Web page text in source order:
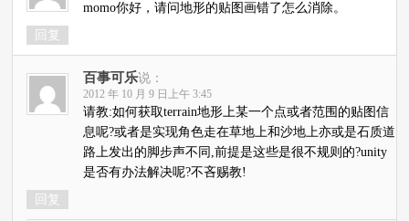
momo你好，请问地形的贴图画错了怎么消除。
回复
百事可乐说：
2012 年 10 月 9 日上午 3:45
请教:如何获取terrain地形上某一个点或者范围的贴图信
息呢?或者是实现角色走在草地上和沙地上亦或是石质道
路上发出的脚步声不同,前提是这些是很不规则的?unity
是否有办法解决呢?不吝赐教!
回复